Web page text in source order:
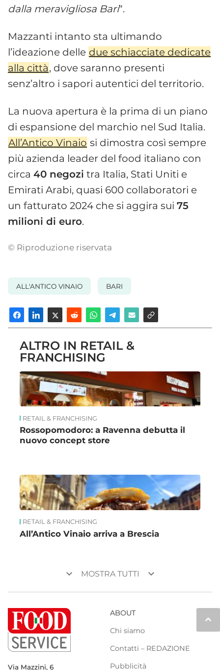
dalla meravigliosa Bari“.
Mazzanti intanto sta ultimando
l’ideazione delle due schiacciate dedicate
alla città, dove saranno presenti
senz’altro i sapori autentici del territorio.
La nuova apertura è la prima di un piano
di espansione del marchio nel Sud Italia.
All’Antico Vinaio si dimostra così sempre
più azienda leader del food italiano con
circa 40 negozi tra Italia, Stati Uniti e
Emirati Arabi, quasi 600 collaboratori e
un fatturato 2024 che si aggira sui 75
milioni di euro.
© Riproduzione riservata
ALL'ANTICO VINAIO BARI
ALTRO IN RETAIL &
FRANCHISING
RETAIL & FRANCHISING
Rossopomodoro: a Ravenna debutta il
nuovo concept store
RETAIL & FRANCHISING
All’Antico Vinaio arriva a Brescia
keyboard_arrow_down MOSTRA TUTTI keyboard_arrow_down
keyboard_arrow_up
Via Mazzini, 6
ABOUT
Chi siamo
Contatti – REDAZIONE
Pubblicità